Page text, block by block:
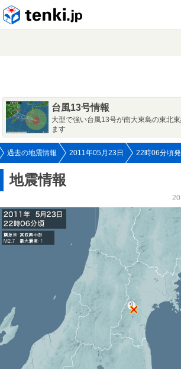
台風13号情報
大型で強い台風13号が南大東島の東北
ます
過去の地震情報 2011年05月23日 22時06分頃
地震情報